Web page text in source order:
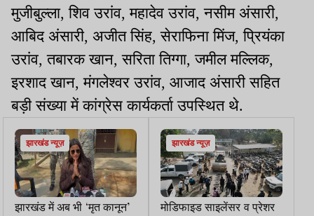
मुजीबुल्ला, शिव उरांव, महादेव उरांव, नसीम अंसारी,
आबिद अंसारी, अजीत सिंह, सेराफिना मिंज, प्रियंका
उरांव, तबारक खान, सरिता तिग्गा, जमील मल्लिक,
इरशाद खान, मंगलेश्वर उरांव, आजाद अंसारी सहित
बड़ी संख्या में कांग्रेस कार्यकर्ता उपस्थित थे.
झारखंड न्यूज़
झारखंड में अब भी ‘मृत कानून’
झारखंड न्यूज़
मोडिफाइड साइलेंसर व प्रेशर